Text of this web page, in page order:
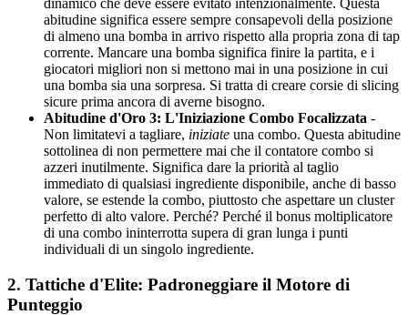
dinamico che deve essere evitato intenzionalmente. Questa
abitudine significa essere sempre consapevoli della posizione
di almeno una bomba in arrivo rispetto alla propria zona di tap
corrente. Mancare una bomba significa finire la partita, e i
giocatori migliori non si mettono mai in una posizione in cui
una bomba sia una sorpresa. Si tratta di creare corsie di slicing
sicure prima ancora di averne bisogno.
Abitudine d'Oro 3: L'Iniziazione Combo Focalizzata -
Non limitatevi a tagliare, iniziate una combo. Questa abitudine
sottolinea di non permettere mai che il contatore combo si
azzeri inutilmente. Significa dare la priorità al taglio
immediato di qualsiasi ingrediente disponibile, anche di basso
valore, se estende la combo, piuttosto che aspettare un cluster
perfetto di alto valore. Perché? Perché il bonus moltiplicatore
di una combo ininterrotta supera di gran lunga i punti
individuali di un singolo ingrediente.
2. Tattiche d'Elite: Padroneggiare il Motore di
Punteggio